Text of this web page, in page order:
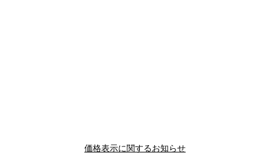
価格表示に関するお知らせ